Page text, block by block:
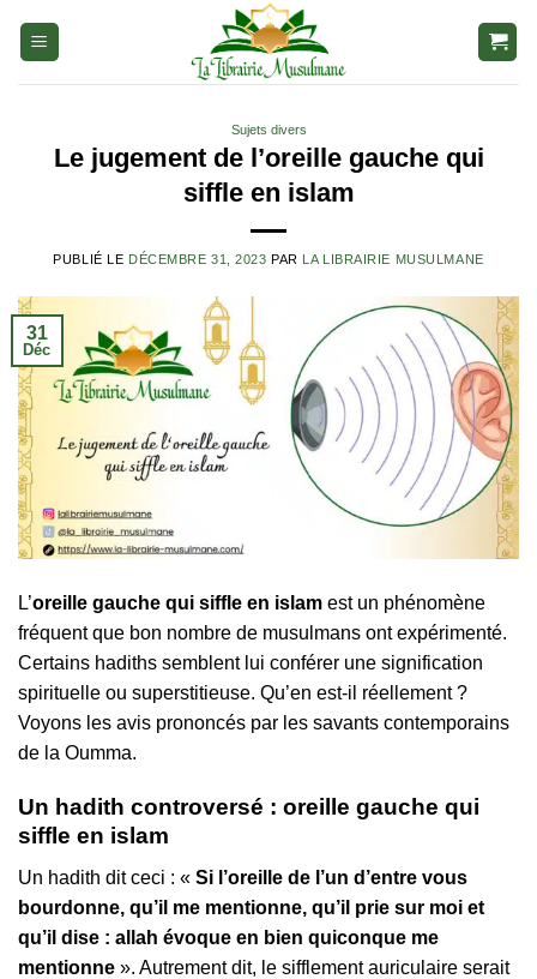
Sujets divers
Le jugement de l’oreille gauche qui
siffle en islam
PUBLIÉ LE DÉCEMBRE 31, 2023 PAR LA LIBRAIRIE MUSULMANE
31
Déc
L’oreille gauche qui siffle en islam est un phénomène
fréquent que bon nombre de musulmans ont expérimenté.
Certains hadiths semblent lui conférer une signification
spirituelle ou superstitieuse. Qu’en est-il réellement ?
Voyons les avis prononcés par les savants contemporains
de la Oumma.
Un hadith controversé : oreille gauche qui
siffle en islam
Un hadith dit ceci : « Si l’oreille de l’un d’entre vous
bourdonne, qu’il me mentionne, qu’il prie sur moi et
qu’il dise : allah évoque en bien quiconque me
mentionne ». Autrement dit, le sifflement auriculaire serait